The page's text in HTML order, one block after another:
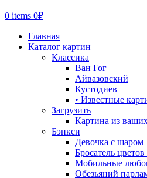
0 items 0₽
Главная
Каталог картин
Классика
Ван Гог
Айвазовский
Кустодиев
• Известные
Загрузить
Картина из
Бэнкси
Девочка с шаром
Бросатель цветов
Мобильные
Обезьяний